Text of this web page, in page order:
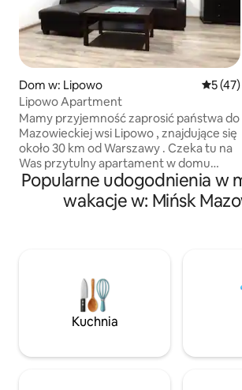
Dom w: Lipowo
5 (47)
Lipowo Apartment
Mamy przyjemność zaprosić państwa do
Mazowieckiej wsi Lipowo , znajdujące się
około 30 km od Warszawy . Czeka tu na
Was przytulny apartament w domu
jednorodzinnym, w skład którego
wchodzi : sypialnia , salon, łazienka ,
przedpokój , wyposażona kuchnia i taras
spływy kajakowe na rzece Świder -
Zrzutowisko Pierzyna - ścieżki
rowerowe
Popularne udogodnienia w
wakacje w: Mińsk
Kuchnia